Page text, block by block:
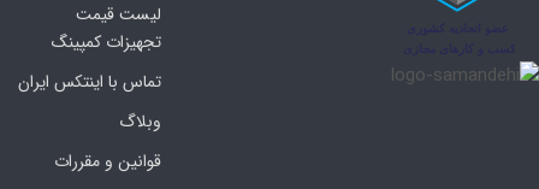
لیست قیمت
تجهیزات کمپینگ
تماس با اینتکس ایران
وبلاگ
قوانین و مقررات